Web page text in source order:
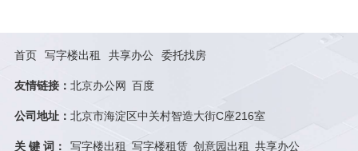
首页 写字楼出租 共享办公 委托找房
友情链接： 北京办公网 百度
公司地址： 北京市海淀区中关村智造大街C座216室
关 键 词： 写字楼出租 写字楼租赁 创意园出租 共享办公